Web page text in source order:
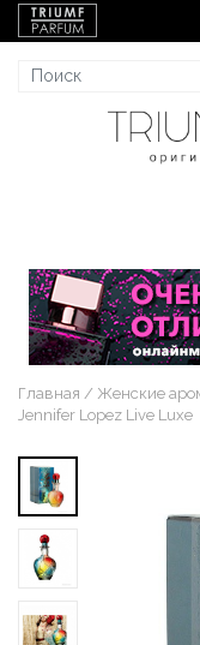
Главная Женские
Jennifer Lopez Live Luxe